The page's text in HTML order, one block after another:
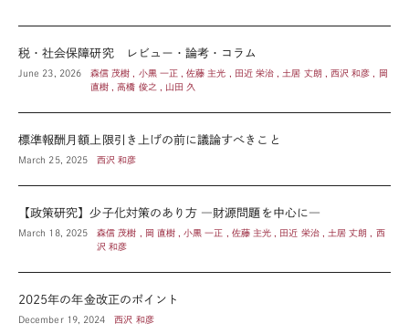
税・社会保障研究 レビュー・論考・コラム
June 23, 2026
森信 茂樹 , 小黒 一正 , 佐藤 主光 , 田近 栄治 , 土居 丈朗 , 西沢 和彦 , 岡
直樹 , 高橋 俊之 , 山田 久
標準報酬月額上限引き上げの前に議論すべきこと
March 25, 2025 西沢 和彦
【政策研究】少子化対策のあり方 ―財源問題を中心に―
March 18, 2025
森信 茂樹 , 岡 直樹 , 小黒 一正 , 佐藤 主光 , 田近 栄治 , 土居 丈朗 , 西
沢 和彦
2025年の年金改正のポイント
December 19, 2024 西沢 和彦